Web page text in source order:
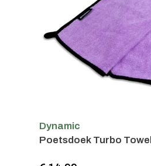
Dynamic
Poetsdoek Turbo Towel